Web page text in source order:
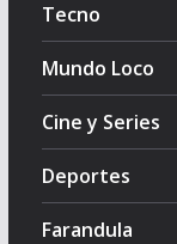
Tecno
Mundo Loco
Cine y Series
Deportes
Farandula